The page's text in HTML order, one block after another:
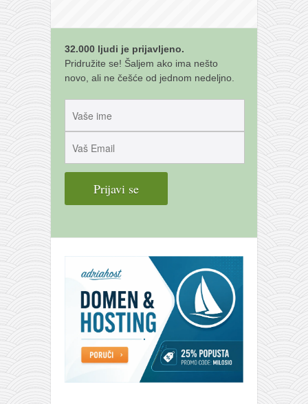
termini treninga
moja priča
moja priča
fotke
32.000 ljudi je prijavljeno.
Pridružite se! Šaljem ako ima nešto
novo, ali ne češće od jednom nedeljno.